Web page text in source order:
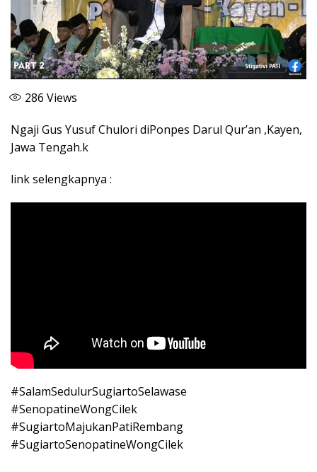
286 Views
Ngaji Gus Yusuf Chulori diPonpes Darul Qur’an ,Kayen,
Jawa Tengah.k
link selengkapnya :
#SalamSedulurSugiartoSelawase
#SenopatineWongCilek
#SugiartoMajukanPatiRembang
#SugiartoSenopatineWongCilek